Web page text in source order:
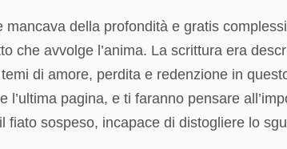
della profondità e gratis
che avvolge l’anima. La scrittura era
di amore, perdita e redenzione in
pagina, e ti faranno pensare
sospeso, incapace di distogliere lo